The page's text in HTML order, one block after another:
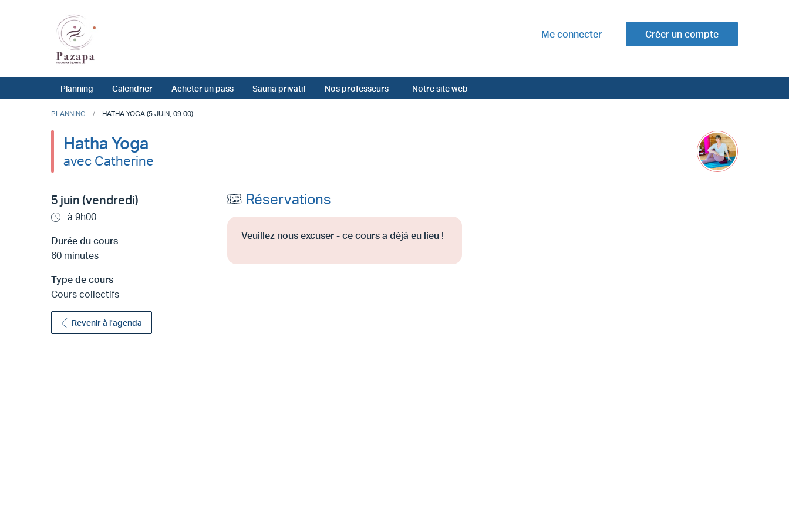
Me connecter Créer un compte
Planning Calendrier Acheter un pass Sauna privatif Nos professeurs Notre site web
PLANNING HATHA YOGA (5 JUIN, 09:00)
Hatha Yoga
avec Catherine
5 juin (vendredi)
à 9h00
Durée du cours
60 minutes
Type de cours
Cours collectifs
Revenir à l'agenda
Réservations
Veuillez nous excuser - ce cours a déjà eu lieu !